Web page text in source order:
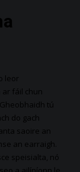
leor
fáil chun
tú
do gach
saoire an
an earraigh.
speisialta, nó